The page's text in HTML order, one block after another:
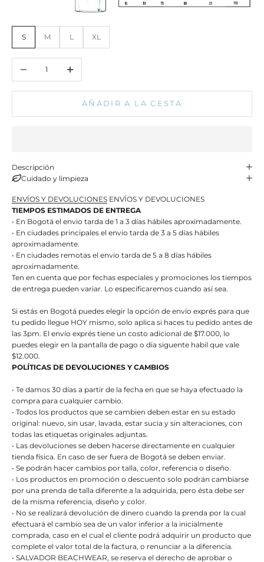
S M L XL
AÑADIR A LA CESTA
Descripción
Cuidado y limpieza
ENVÍOS Y DEVOLUCIONES ENVÍOS Y DEVOLUCIONES
TIEMPOS ESTIMADOS DE ENTREGA
• En Bogotá el envio tarda de 1 a 3 días hábiles aproximadamente.
• En ciudades principales el envio tarda de 3 a 5 días hábiles
aproximadamente.
• En ciudades remotas el envio tarda de 5 a 8 días hábiles
aproximadamente.
Ten en cuenta que por fechas especiales y promociones los tiempos
de entrega pueden variar. Lo especificaremos cuando así sea.
Si estás en Bogotá puedes elegir la opción de envío exprés para que
tu pedido llegue HOY mismo, solo aplica si haces tu pedido antes de
las 3pm. El envío exprés tiene un costo adicional de $17.000, lo
puedes elegir en la pantalla de pago o dia siguente habil que vale
$12.000.
POLÍTICAS DE DEVOLUCIONES Y CAMBIOS
• Te damos 30 días a partir de la fecha en que se haya efectuado la
compra para cualquier cambio.
• Todos los productos que se cambien deben estar en su estado
original: nuevo, sin usar, lavada, estar sucia y sin alteraciones, con
todas las etiquetas originales adjuntas.
• Las devoluciones se deben hacerse directamente en cualquier
tienda física. En caso de ser fuera de Bogotá se deben enviar.
• Se podrán hacer cambios por talla, color, referencia o diseño.
• Los productos en promoción o descuento solo podrán cambiarse
por una prenda de talla diferente a la adquirida, pero ésta debe ser
de la misma referencia, diseño y color.
• No se realizará devolución de dinero cuando la prenda por la cual
efectuará el cambio sea de un valor inferior a la inicialmente
comprada, caso en el cual el cliente podrá adquirir un producto que
complete el valor total de la factura, o renunciar a la diferencia.
• SALVADOR BEACHWEAR, se reserva el derecho de aprobar o